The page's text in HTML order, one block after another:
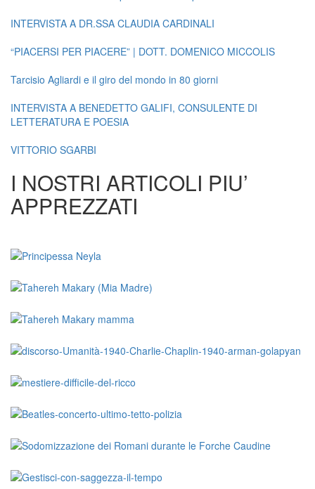
INTERVISTA A DR.SSA CLAUDIA CARDINALI
“PIACERSI PER PIACERE” | DOTT. DOMENICO MICCOLIS
Tarcisio Agliardi e il giro del mondo in 80 giorni
INTERVISTA A BENEDETTO GALIFI, CONSULENTE DI
LETTERATURA E POESIA
VITTORIO SGARBI
I NOSTRI ARTICOLI PIU’
APPREZZATI